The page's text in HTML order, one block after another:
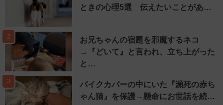
ときの心理5選 伝えたいことがあ…
2
お兄ちゃんの宿題を邪魔するネコ
→『どいて』と言われ、立ち上がった
と…
3
バイクカバーの中にいた『瀕死の赤ち
ゃん猫』を保護→懸命にお世話を続…